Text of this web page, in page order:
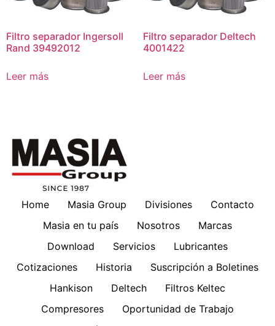
Filtro separador Ingersoll
Rand 39492012
Leer más
Filtro separador Deltech
4001422
Leer más
Home Masia Group Divisiones
Contacto
Masia en tu país
Nosotros
Marcas
Download
Servicios
Lubricantes
Cotizaciones
Historia
Suscripción a Boletines
Hankison
Deltech
Filtros Keltec
Compresores
Oportunidad de Trabajo